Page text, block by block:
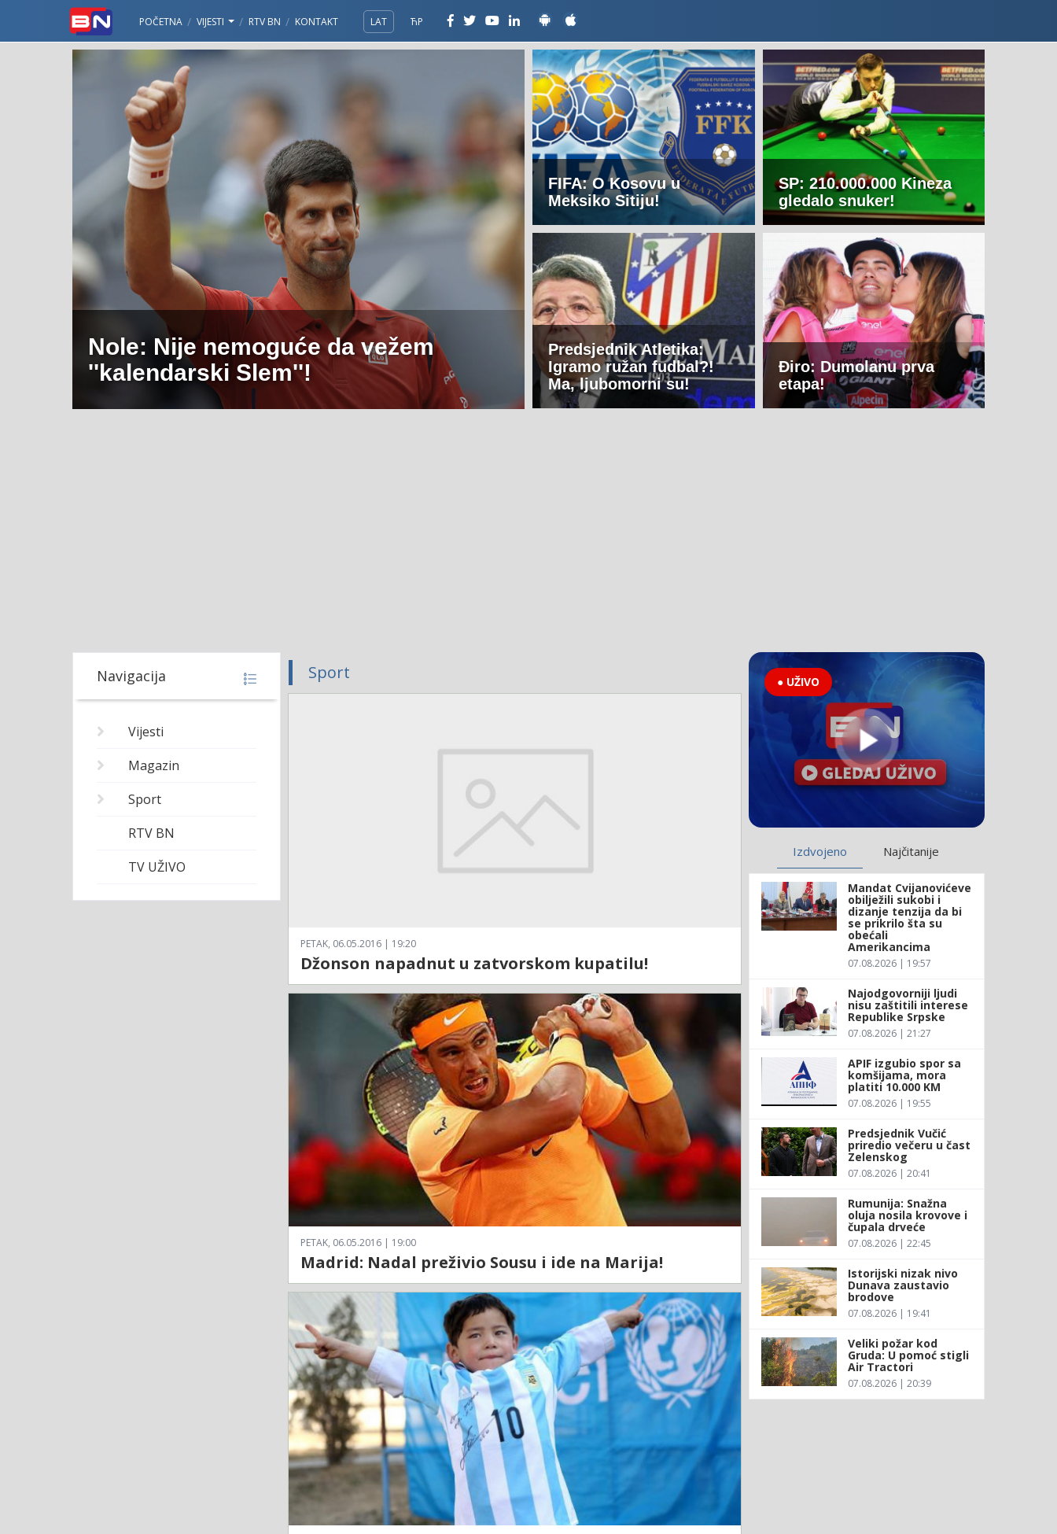
POČETNA VIJESTI RTV BN KONTAKT LAT ЋР
Nole: Nije nemoguće da vežem
''kalendarski Slem''!
FIFA: O Kosovu u
Meksiko Sitiju!
SP: 210.000.000 Kineza
gledalo snuker!
Predsjednik Atletika:
Igramo ružan fudbal?!
Ma, ljubomorni su!
Điro: Dumolanu prva
etapa!
Navigacija
Vijesti
Magazin
Sport
RTV BN
TV UŽIVO
Sport
PETAK, 06.05.2016 | 19:20
Džonson napadnut u zatvorskom kupatilu!
PETAK, 06.05.2016 | 19:00
Madrid: Nadal preživio Sousu i ide na Marija!
● UŽIVO
Izdvojeno Najčitanije
Mandat Cvijanovićeve
obilježili sukobi i
dizanje tenzija da bi
se prikrilo šta su
obećali
Amerikancima
07.08.2026 | 19:57
Najodgovorniji ljudi
nisu zaštitili interese
Republike Srpske
07.08.2026 | 21:27
APIF izgubio spor sa
komšijama, mora
platiti 10.000 KM
07.08.2026 | 19:55
Predsjednik Vučić
priredio večeru u čast
Zelenskog
07.08.2026 | 20:41
Rumunija: Snažna
oluja nosila krovove i
čupala drveće
07.08.2026 | 22:45
Istorijski nizak nivo
Dunava zaustavio
brodove
07.08.2026 | 19:41
Veliki požar kod
Gruda: U pomoć stigli
Air Tractori
07.08.2026 | 20:39